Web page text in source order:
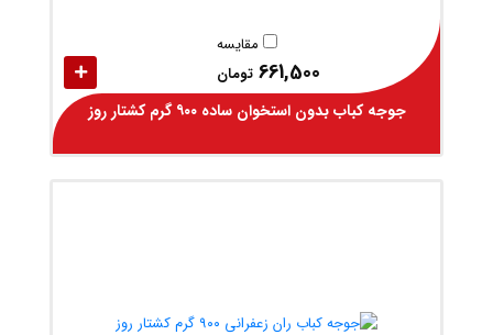
مقایسه
661,500 تومان
جوجه کباب بدون استخوان ساده ۹۰۰ گرم کشتار روز